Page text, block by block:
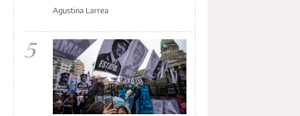
Agustina Larrea
5